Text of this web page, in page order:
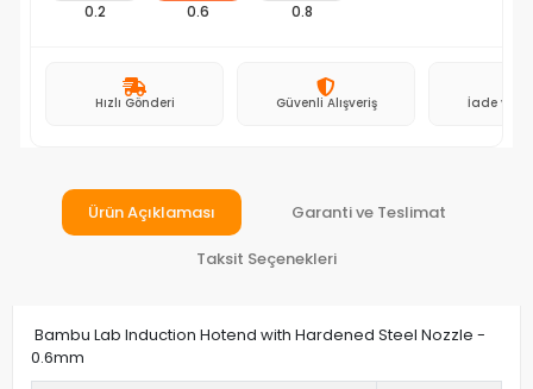
0.2 0.6 0.8
Hızlı Gönderi Güvenli Alışveriş İade ve
Ürün Açıklaması Garanti ve Teslimat
Taksit Seçenekleri
Bambu Lab Induction Hotend with Hardened Steel Nozzle -
0.6mm